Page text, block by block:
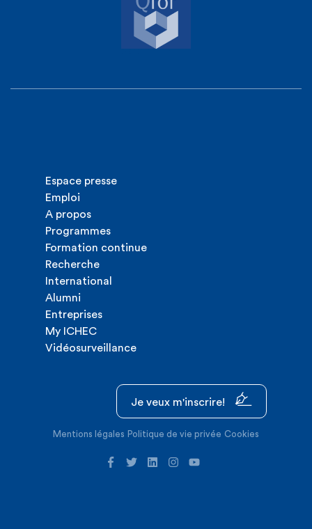
Espace presse
Emploi
A propos
Programmes
Formation continue
Recherche
International
Alumni
Entreprises
My ICHEC
Vidéosurveillance
Je veux m'inscrire!
Mentions légales Politique de vie privée Cookies